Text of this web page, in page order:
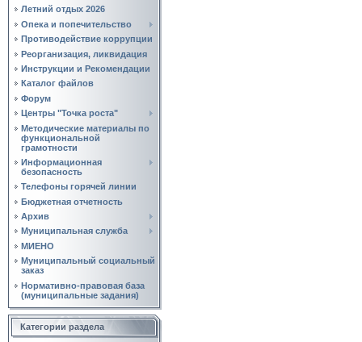
Летний отдых 2026
Опека и попечительство
Противодействие коррупции
Реорганизация, ликвидация
Инструкции и Рекомендации
Каталог файлов
Форум
Центры "Точка роста"
Методические материалы по
функциональной
грамотности
Информационная
безопасность
Телефоны горячей линии
Бюджетная отчетность
Архив
Муниципальная служба
МИЕНО
Муниципальный социальный
заказ
Нормативно‑правовая база
(муниципальные задания)
Категории раздела